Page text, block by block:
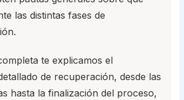
las distintas fases de
te explicamos el
de recuperación, desde las
hasta la finalización del proceso,